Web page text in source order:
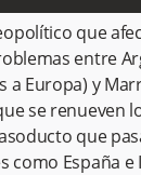
que
entre
a Europa) y
se renueven
que
como España e